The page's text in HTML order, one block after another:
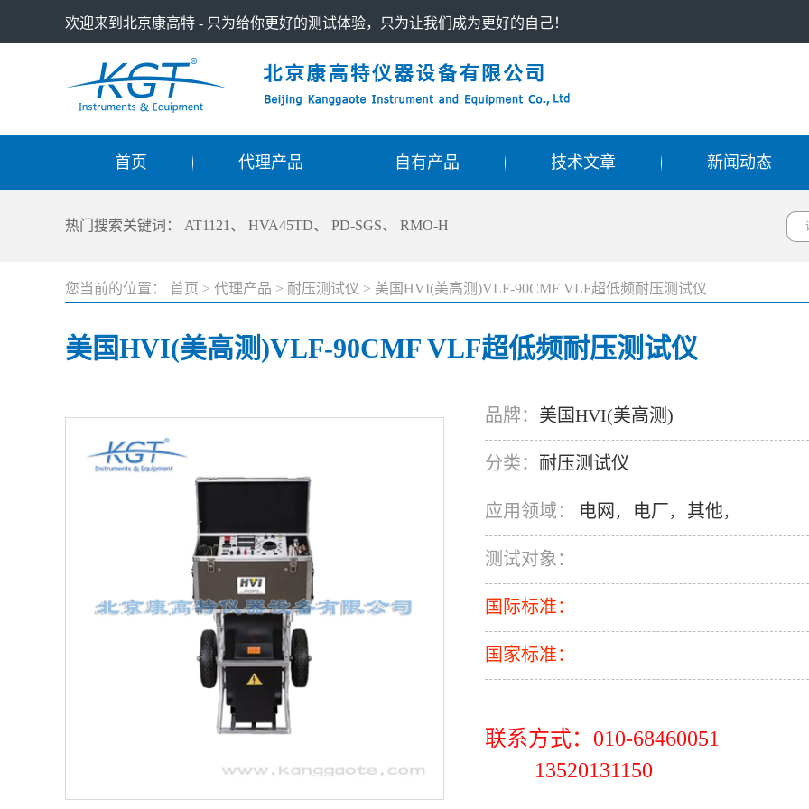
欢迎来到北京康高特 - 只为给你更好的测试体验，只为让我们成为更好的自己！
首页 代理产品 自有产品 技术文章 新闻动态
热门搜索关键词： AT1121 、 HVA45TD、 PD-SGS、 RMO-H
您当前的位置： 首页 > 代理产品 > 耐压测试仪 > 美国HVI(美高测)VLF-90CMF VLF超低频耐压测试仪
美国HVI(美高测)VLF-90CMF VLF超低频耐压测试仪
品牌： 美国HVI(美高测)
分类： 耐压测试仪
应用领域： 电网 ， 电厂， 其他，
测试对象：
国际标准：
国家标准：
联系方式：010-68460051
13520131150